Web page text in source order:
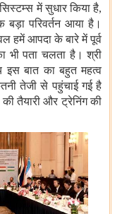
में सुधार किया है,
परिवर्तन आया है।
हमें आपदा के बारे में पूर्व
भी पता चलता है। श्री
बात का बहुत महत्व
तेजी से पहुंचाई गई है
तैयारी और ट्रेनिंग की